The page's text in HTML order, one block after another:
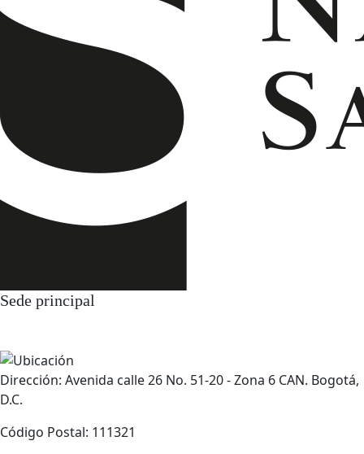
Sede principal
Dirección: Avenida calle 26 No. 51-20 - Zona 6 CAN. Bogotá,
D.C.
Código Postal: 111321